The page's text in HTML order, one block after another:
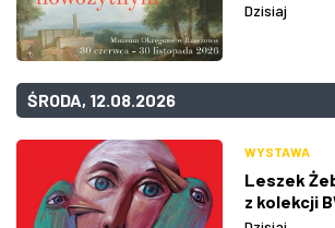
Dzisiaj
ŚRODA, 12.08.2026
WYSTAWA
Leszek
z kolekcji